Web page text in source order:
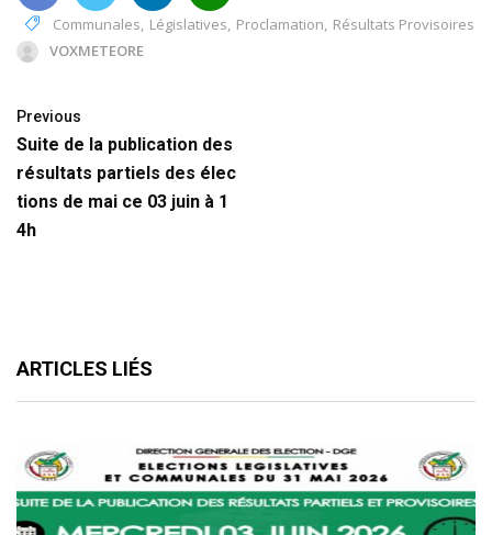
Communales, Législatives, Proclamation, Résultats Provisoires
VOXMETEORE
Previous
Suite de la publication des
résultats partiels des élec
tions de mai ce 03 juin à 1
4h
ARTICLES LIÉS